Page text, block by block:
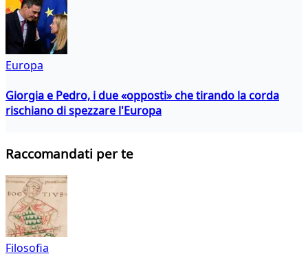
Europa
Giorgia e Pedro, i due «opposti» che tirando la corda
rischiano di spezzare l'Europa
Raccomandati per te
Filosofia